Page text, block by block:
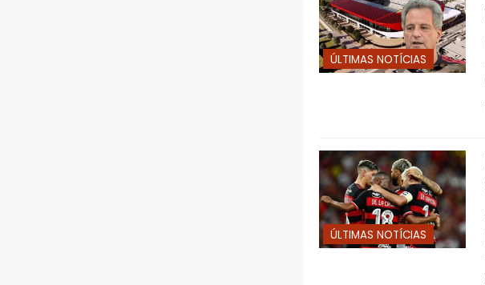
ÚLTIMAS NOTÍCIAS
ÚLTIMAS NOTÍCIAS